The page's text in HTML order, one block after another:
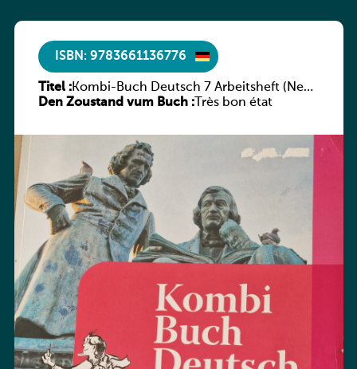
ISBN: 9783661136776
Titel :Kombi-Buch Deutsch 7 Arbeitsheft (Neue
Ausgabe Luxemburg)
Den Zoustand vum Buch :Très bon état